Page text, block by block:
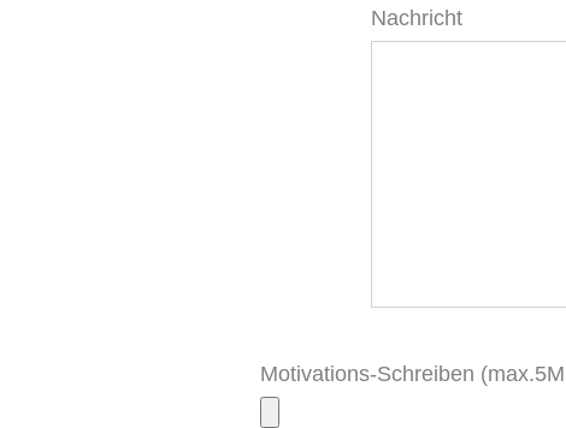
Nachricht
Motivations-Schreiben